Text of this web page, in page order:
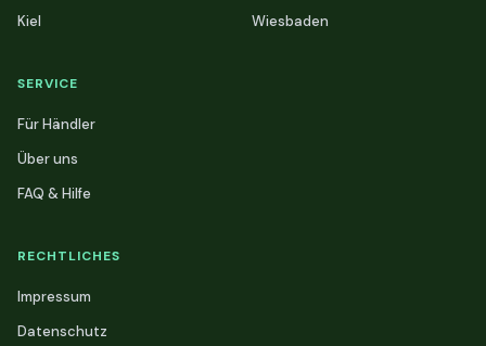
Kiel
Wiesbaden
SERVICE
Für Händler
Über uns
FAQ & Hilfe
RECHTLICHES
Impressum
Datenschutz